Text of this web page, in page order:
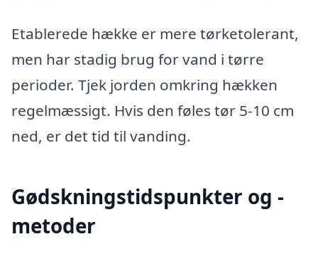
Etablerede hække er mere tørketolerant,
men har stadig brug for vand i tørre
perioder. Tjek jorden omkring hækken
regelmæssigt. Hvis den føles tør 5-10 cm
ned, er det tid til vanding.
Gødskningstidspunkter og -
metoder